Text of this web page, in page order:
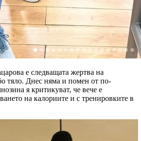
е следващата жертва на
тяло. Днес няма и помен от по-
я критикуват, че вече е
на калориите и с тренировките в